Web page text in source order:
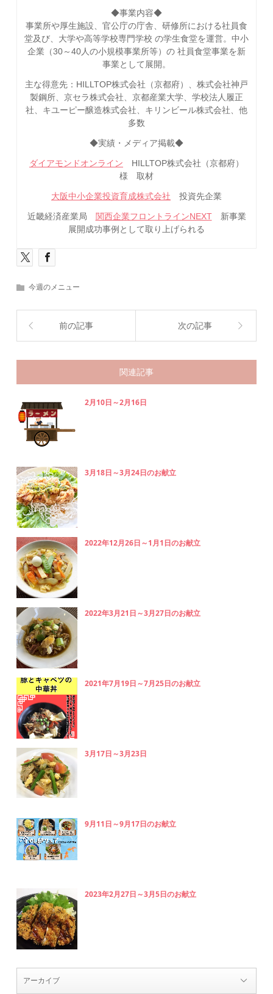
◆事業内容◆
事業所や厚生施設、官公庁の庁舎、研修所における社員食
堂及び、大学や高等学校専門学校 の学生食堂を運営。中小
企業（30～40人の小規模事業所等）の 社員食堂事業を新
事業として展開。
主な得意先：HILLTOP株式会社（京都府）、株式会社神戸
製鋼所、京セラ株式会社、京都産業大学、学校法人履正
社、キユーピー醸造株式会社、キリンビール株式会社、他
多数
◆実績・メディア掲載◆
ダイアモンドオンライン HILLTOP株式会社（京都府）
様 取材
大阪中小企業投資育成株式会社 投資先企業
近畿経済産業局 関西企業フロントラインNEXT新事業
展開成功事例として取り上げられる
今週のメニュー
前の記事 次の記事
関連記事
2月10日～2月16日
3月18日～3月24日のお献立
2022年12月26日～1月1日のお献立
2022年3月21日～3月27日のお献立
2021年7月19日～7月25日のお献立
3月17日～3月23日
9月11日～9月17日のお献立
2023年2月27日～3月5日のお献立